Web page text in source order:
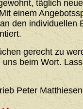
täglich
einem
den individuellen
gerecht zu
uns beim Wort.
Peter Matthiesen